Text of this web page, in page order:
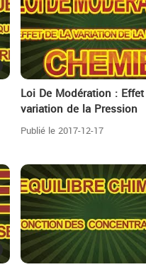
Loi De Modération :
variation de la Pression
Publié le 2017-12-17